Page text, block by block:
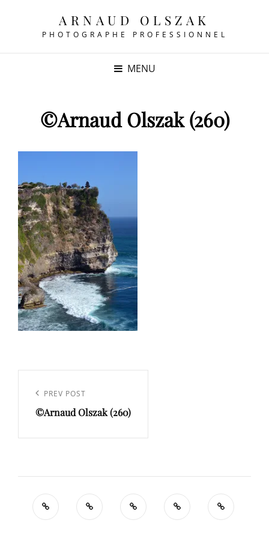
ARNAUD OLSZAK
PHOTOGRAPHE PROFESSIONNEL
MENU
©Arnaud Olszak (260)
l’article
Previous
Post
PREV POST
©Arnaud Olszak (260)